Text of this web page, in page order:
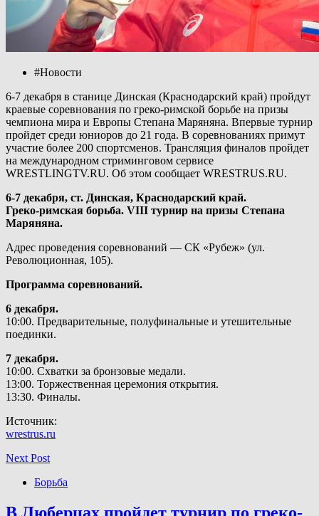
#Новости
6-7 декабря в станице Динская (Краснодарский край) пройдут
краевые соревнования по греко-римской борьбе на призы
чемпиона мира и Европы Степана Маряняна. Впервые турнир
пройдет среди юниоров до 21 года. В соревнованиях примут
участие более 200 спортсменов. Трансляция финалов пройдет
на международном стриминговом сервисе
WRESTLINGTV.RU. Об этом сообщает WRESTRUS.RU.
6-7 декабря, ст. Динская, Краснодарский край.
Греко-римская борьба. VIII турнир на призы Степана
Маряняна.
Адрес проведения соревнований — СК «Рубеж» (ул.
Революционная, 105).
Программа соревнований.
6 декабря.
10:00. Предварительные, полуфинальные и утешительные
поединки.
7 декабря.
10:00. Схватки за бронзовые медали.
13:00. Торжественная церемония открытия.
13:30. Финалы.
Источник:
wrestrus.ru
Next Post
Борьба
​В Люберцах пройдет турнир по греко-